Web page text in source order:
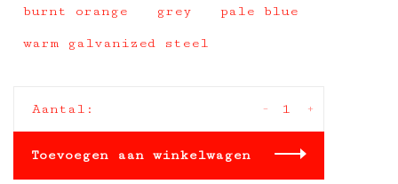
burnt orange grey pale blue
warm galvanized steel
Aantal: +
-
Toevoegen aan winkelwagen